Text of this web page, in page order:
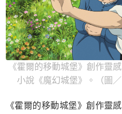
《霍爾的移動城堡》創作靈
小說《魔幻城堡》。（圖
《霍爾的移動城堡》創作靈